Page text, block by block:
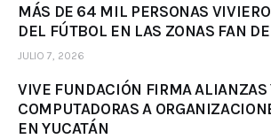
MÁS DE 64 MIL PERSONAS
DEL FÚTBOL EN LAS ZONAS FAN
JULIO 7, 2026
VIVE FUNDACIÓN FIRMA ALIANZAS
COMPUTADORAS A
EN YUCATÁN